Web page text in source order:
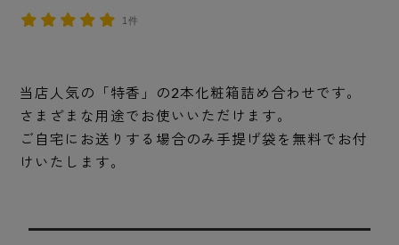
1件
当店人気の「特香」の2本化粧箱詰め合わせです。
さまざまな用途でお使いいただけます。
ご自宅にお送りする場合のみ手提げ袋を無料でお付
けいたします。